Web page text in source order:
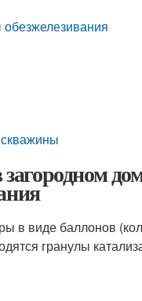
в виде баллонов
гранулы